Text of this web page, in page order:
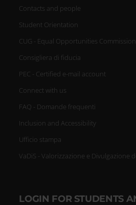
Contacts and people
Student Orientation
CUG - Equal Opportunities Commission
Consigliera di fiducia
PEC - Certified e-mail account
Connect with us
FAQ - Domande frequenti
Inclusion and Accessibility
Ufficio stampa
VaDiS - Valorizzazione e Divulgazione
LOGIN FOR STUDENTS